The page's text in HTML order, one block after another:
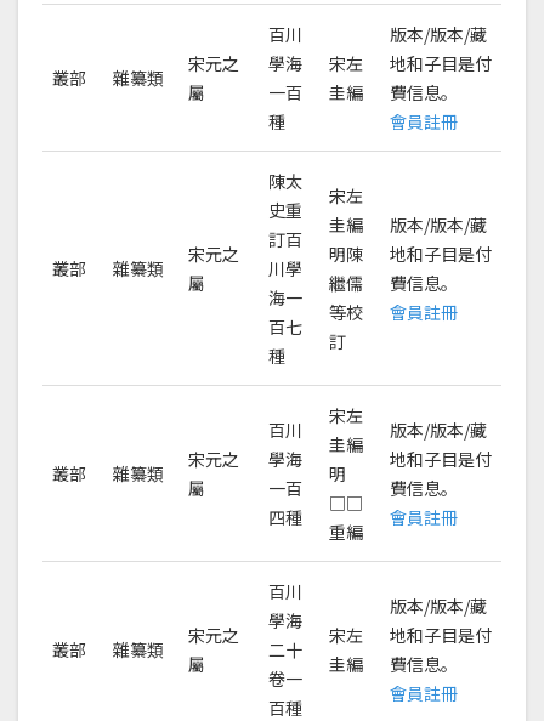
叢部 雜纂類
宋元之
屬
百川
學海
一百
種
宋左
圭編
版本/版本/藏
地和子目是付
費信息。
會員註冊
叢部 雜纂類
宋元之
屬
陳太
史重
訂百
川學
海一
百七
種
宋左
圭編
明陳
繼儒
等校
訂
版本/版本/藏
地和子目是付
費信息。
會員註冊
叢部 雜纂類
宋元之
屬
百川
學海
一百
四種
宋左
圭編
明
□□
重編
版本/版本/藏
地和子目是付
費信息。
會員註冊
叢部 雜纂類
宋元之
屬
百川
學海
二十
卷一
百種
宋左
圭編
版本/版本/藏
地和子目是付
費信息。
會員註冊